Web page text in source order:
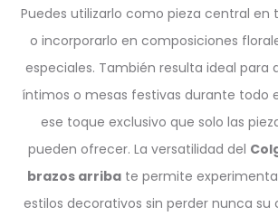
Puedes utilizarlo como pieza central en
o incorporarlo en composiciones
especiales. También resulta ideal para
íntimos o mesas festivas durante todo
ese toque exclusivo que solo las
pueden ofrecer. La versatilidad del
brazos arribate permite
estilos decorativos sin perder nunca su